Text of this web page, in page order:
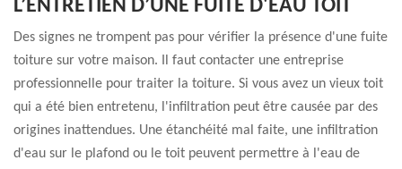
L’ENTRETIEN D’UNE FUITE D'EAU TOIT
Des signes ne trompent pas pour vérifier la présence d'une fuite
toiture sur votre maison. Il faut contacter une entreprise
professionnelle pour traiter la toiture. Si vous avez un vieux toit
qui a été bien entretenu, l'infiltration peut être causée par des
origines inattendues. Une étanchéité mal faite, une infiltration
d'eau sur le plafond ou le toit peuvent permettre à l'eau de